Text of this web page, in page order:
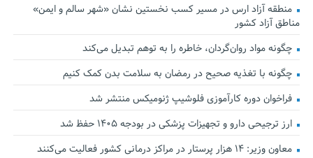
منطقه آزاد ارس در مسیر کسب نخستین نشان «شهر سالم و ایمن»
مناطق آزاد کشور
چگونه مواد روان‌گردان، خاطره را به توهم تبدیل می‌کند
چگونه با تغذیه صحیح در رمضان به سلامت بدن کمک کنیم
فراخوان دوره کارآموزی فلوشیپ ژنومیکس منتشر شد
ارز ترجیحی دارو و تجهیزات پزشکی در بودجه ۱۴۰۵ حفظ شد
معاون وزیر: ۱۴ هزار پرستار در مراکز درمانی کشور فعالیت می‌کنند